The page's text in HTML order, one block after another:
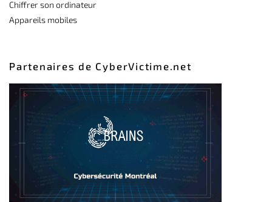
Chiffrer son ordinateur
Appareils mobiles
Partenaires de CyberVictime.net